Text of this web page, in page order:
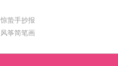
惊蛰手抄报
风筝简笔画